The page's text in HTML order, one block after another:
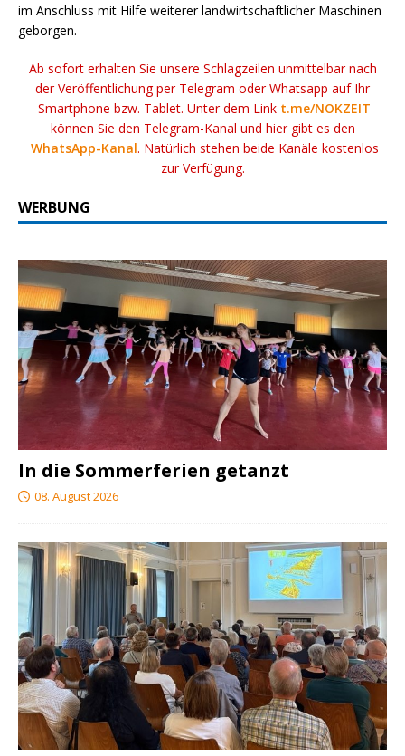
im Anschluss mit Hilfe weiterer landwirtschaftlicher Maschinen
geborgen.
Ab sofort erhalten Sie unsere Schlagzeilen unmittelbar nach
der Veröffentlichung per Telegram oder Whatsapp auf Ihr
Smartphone bzw. Tablet. Unter dem Link t.me/NOKZEIT
können Sie den Telegram-Kanal und hier gibt es den
WhatsApp-Kanal. Natürlich stehen beide Kanäle kostenlos
zur Verfügung.
WERBUNG
In die Sommerferien getanzt
08. August 2026